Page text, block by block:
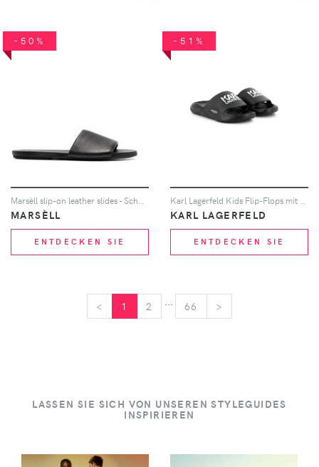
-50%
MARSÈLL
ENTDECKEN SIE
-51%
KARL LAGERFELD
ENTDECKEN SIE
< 1 2 66 >
LASSEN SIE SICH VON UNSEREN STYLEGUIDES
INSPIRIEREN